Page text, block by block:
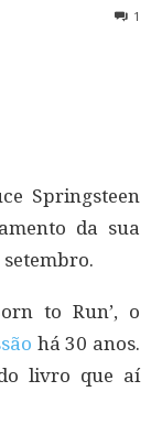
1
Springsteen
da sua
to Run’, o
há 30 anos.
livro que aí